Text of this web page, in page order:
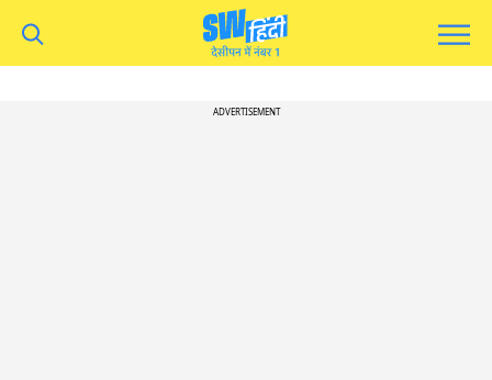
ADVERTISEMENT